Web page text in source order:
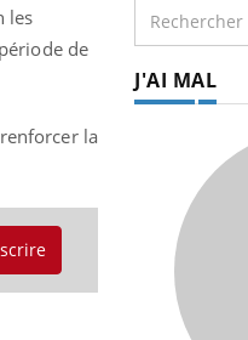
les
de
la
J'AI MAL